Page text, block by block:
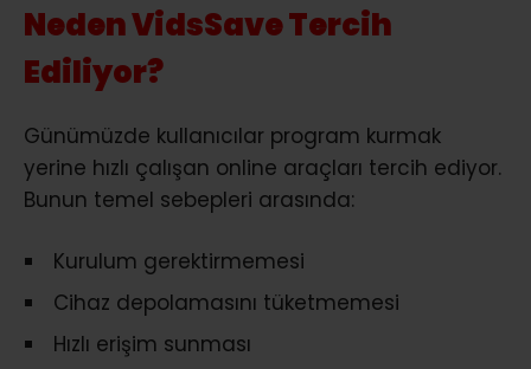
Neden VidsSave Tercih
Ediliyor?
Günümüzde kullanıcılar program kurmak
yerine hızlı çalışan online araçları tercih ediyor.
Bunun temel sebepleri arasında:
Kurulum gerektirmemesi
Cihaz depolamasını tüketmemesi
Hızlı erişim sunması